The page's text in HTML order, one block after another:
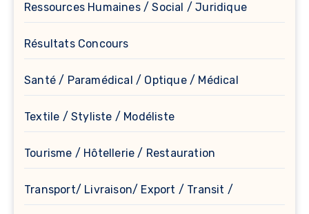
Ressources Humaines / Social / Juridique
Résultats Concours
Santé / Paramédical / Optique / Médical
Textile / Styliste / Modéliste
Tourisme / Hôtellerie / Restauration
Transport/ Livraison/ Export / Transit /